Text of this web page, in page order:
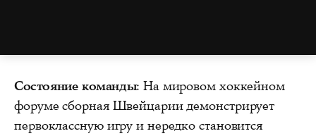
Состояние команды: На мировом хоккейном
форуме сборная Швейцарии демонстрирует
первоклассную игру и нередко становится